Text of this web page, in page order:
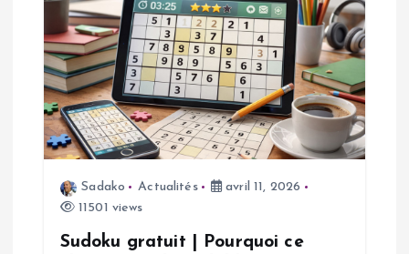
o
n
d
Sadako Actualités
avril 11, 2026
11501 views
Sudoku gratuit | Pourquoi ce